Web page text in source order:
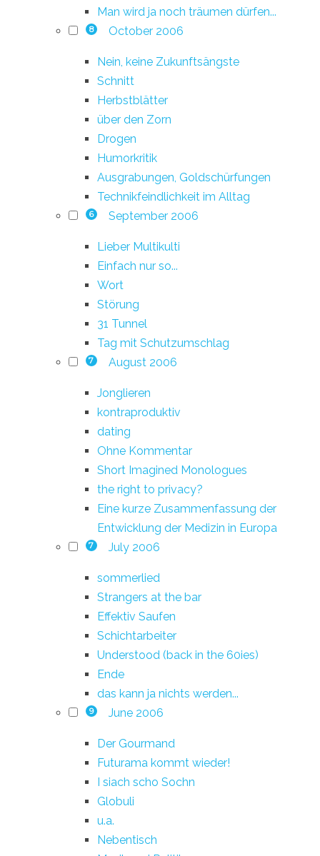
Man wird ja noch träumen dürfen...
8 October 2006
Nein, keine Zukunftsängste
Schnitt
Herbstblätter
über den Zorn
Drogen
Humorkritik
Ausgrabungen, Goldschürfungen
Technikfeindlichkeit im Alltag
6 September 2006
Lieber Multikulti
Einfach nur so...
Wort
Störung
31 Tunnel
Tag mit Schutzumschlag
7 August 2006
Jonglieren
kontraproduktiv
dating
Ohne Kommentar
Short Imagined Monologues
the right to privacy?
Eine kurze Zusammenfassung der
Entwicklung der Medizin in Europa
7 July 2006
sommerlied
Strangers at the bar
Effektiv Saufen
Schichtarbeiter
Understood (back in the 60ies)
Ende
das kann ja nichts werden...
9 June 2006
Der Gourmand
Futurama kommt wieder!
I siach scho Sochn
Globuli
u.a.
Nebentisch